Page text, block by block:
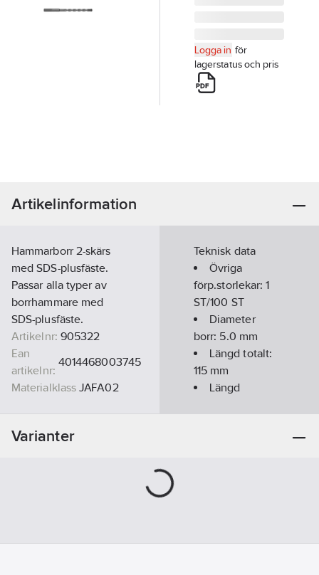
Logga in för
lagerstatus och pris
Artikelinformation
Hammarborr 2-skärs
med SDS-plusfäste.
Passar alla typer av
borrhammare med
SDS-plusfäste.
Artikelnr: 905322
Ean
artikelnr:
4014468003745
Materialklass JAFA02
Teknisk data
Övriga
förp.storlekar:1
ST/100 ST
Diameter
borr: 5.0 mm
Längd totalt:
115 mm
Längd
Varianter